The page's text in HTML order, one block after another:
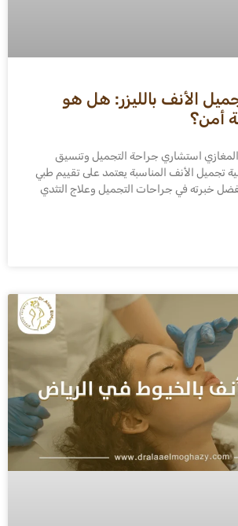
الأنف بالليزر: هل هو
أمن؟
المغازي استشاري جراحة التجميل وتنسيق
تجميل الأنف المناسبة يعتمد على تقييم طبي
خبرته في جراحات التجميل وعلاج التثدي